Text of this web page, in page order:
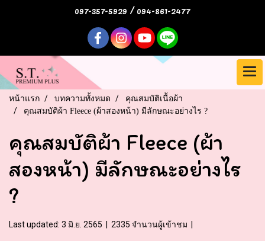
097-357-5929 / 094-861-2477
หน้าแรก บทความทั้งหมด
คุณสมบัติเนื้อผ้า
คุณสมบัติผ้า Fleece (ผ้าสองหน้า) มีลักษณะอย่างไร ?
คุณสมบัติผ้า Fleece (ผ้า
สองหน้า) มีลักษณะอย่างไร
?
Last updated: 3 มิ.ย. 2565 2335 จำนวนผู้เข้าชม